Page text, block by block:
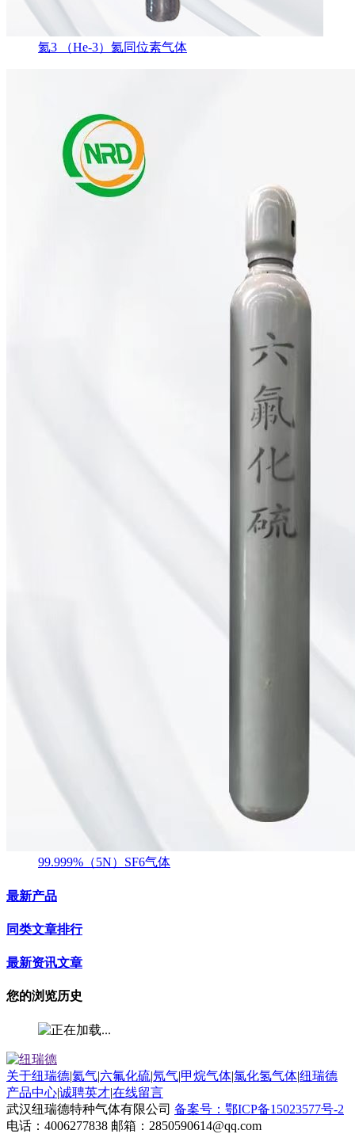
氦3 （He-3）氦同位素气体
99.999%（5N）SF6气体
最新产品
同类文章排行
最新资讯文章
您的浏览历史
关于纽瑞德|氦气|六氟化硫|氖气|甲烷气体|氯化氢气体|纽瑞德
产品中心|诚聘英才|在线留言
武汉纽瑞德特种气体有限公司 备案号：鄂ICP备15023577号-2
电话：4006277838 邮箱：2850590614@qq.com